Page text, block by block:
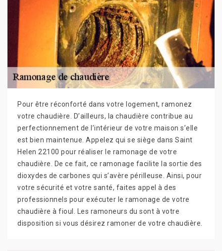
Pour être réconforté dans votre logement, ramonez
votre chaudière. D’ailleurs, la chaudière contribue au
perfectionnement de l’intérieur de votre maison s’elle
est bien maintenue. Appelez qui se siège dans Saint
Helen 22100 pour réaliser le ramonage de votre
chaudière. De ce fait, ce ramonage facilite la sortie des
dioxydes de carbones qui s’avère périlleuse. Ainsi, pour
votre sécurité et votre santé, faites appel à des
professionnels pour exécuter le ramonage de votre
chaudière à fioul. Les ramoneurs du sont à votre
disposition si vous désirez ramoner de votre chaudière.